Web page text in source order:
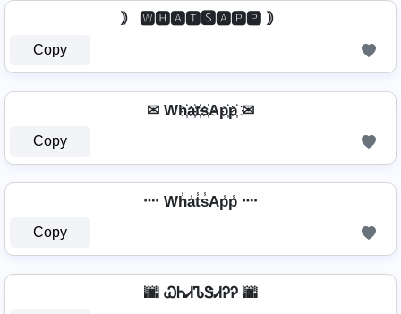
｠ 🆆🅷🅰🆃🆂🅰🅿🅿 ｠
Copy
✉ Wh҉a҉t҉s҉Ap҉p҉ ✉
Copy
᠁ Wh̾a̾t̾s̾Ap̾p̾ ᠁
Copy
🌆 ᏇᏂᏗᏖᏕᏗᎮᎮ 🌆